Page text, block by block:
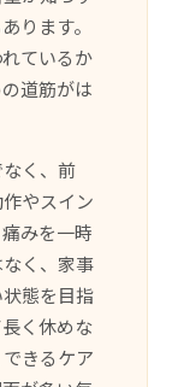
ります。
ているか
道筋がは
く、前
やスイン
みを一時
く、家事
態を目指
く休めな
きるケア